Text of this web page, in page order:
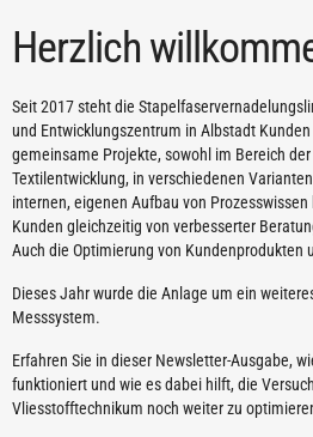
Herzlich
Seit 2017 steht die
und Entwicklungszentrum in Albstadt
gemeinsame Projekte, sowohl im Bereich
Textilentwicklung, in verschiedenen
internen, eigenen Aufbau von
Kunden gleichzeitig von verbesserter
Auch die Optimierung von Kundenprodukten
Dieses Jahr wurde die Anlage um ein
Messsystem.
Erfahren Sie in dieser Newsletter-Ausgabe,
funktioniert und wie es dabei hilft, die
Vliesstofftechnikum noch weiter zu